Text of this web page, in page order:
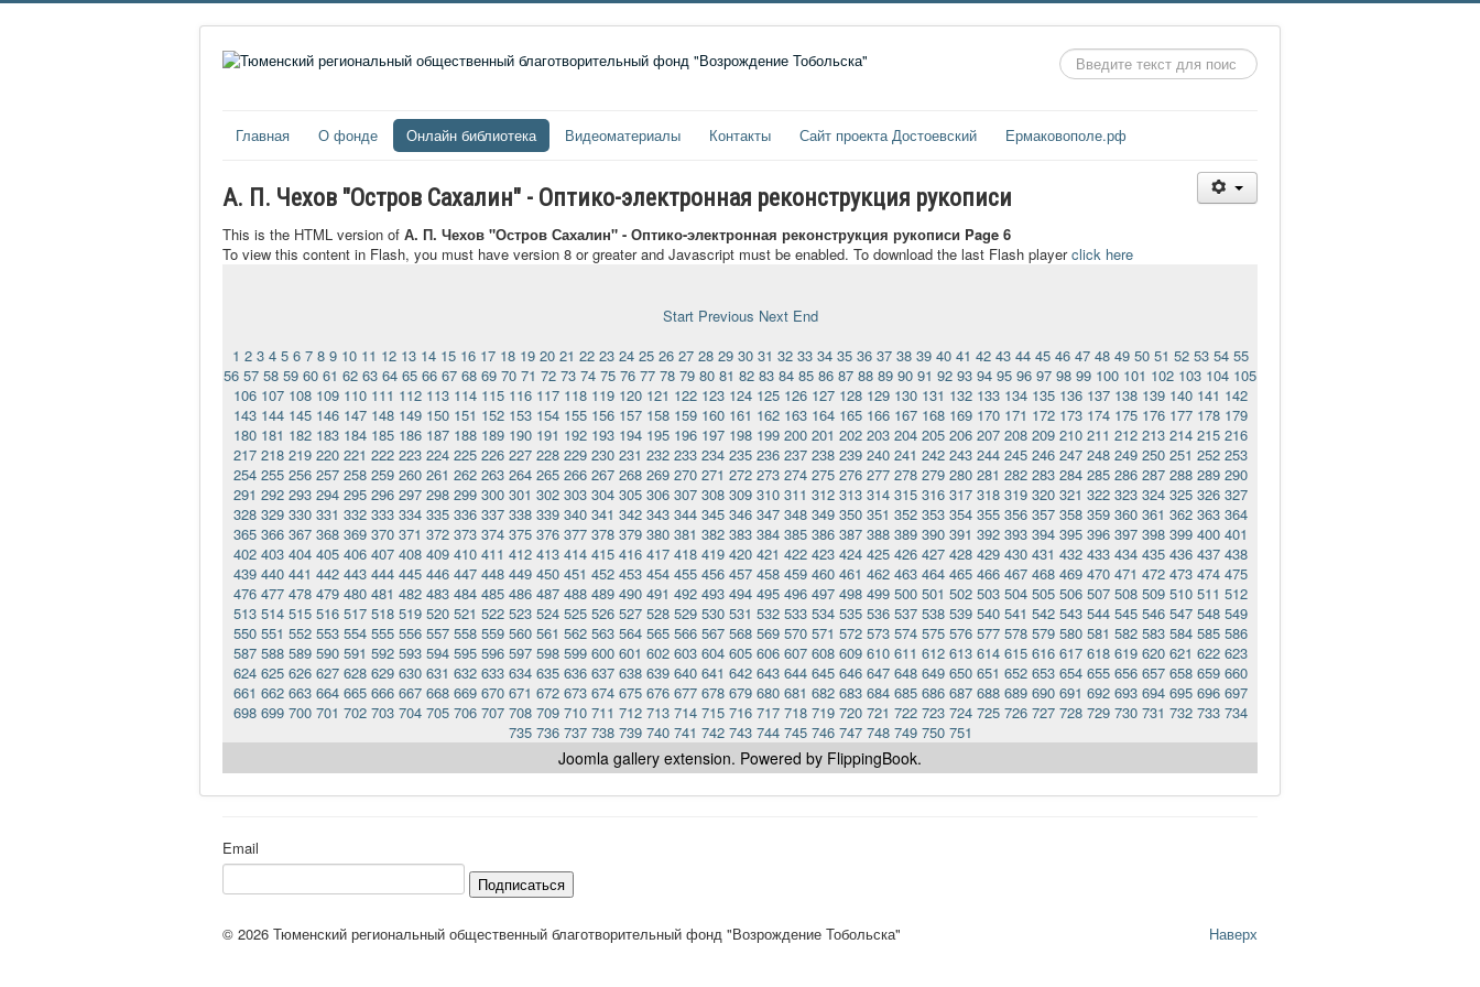
Искать...
Главная О фонде Онлайн библиотека Видеоматериалы Контакты Сайт проекта Достоевский Ермаковополе.рф
А. П. Чехов "Остров Сахалин" - Оптико-электронная реконструкция рукописи
This is the HTML version of А. П. Чехов "Остров Сахалин" - Оптико-электронная реконструкция рукописи Page 6
To view this content in Flash, you must have version 8 or greater and Javascript must be enabled. To download the last Flash playerclick here
Start Previous Next End
1 2 3 4 5 6 7 8 9 10 11 12 13 14 15 16 17 18 19 20 21 22 23 24 25 26 27 28 29 30 31 32 33 34 35 36 37 38 39 40 41 42 43 44 45 46 47 48 49 50 51 52 53 54 55
56 57 58 59 60 61 62 63 64 65 66 67 68 69 70 71 72 73 74 75 76 77 78 79 80 81 82 83 84 85 86 87 88 89 90 91 92 93 94 95 96 97 98 99 100 101 102 103 104 105
106 107 108 109 110 111 112 113 114 115 116 117 118 119 120 121 122 123 124 125 126 127 128 129 130 131 132 133 134 135 136 137 138 139 140 141 142
143 144 145 146 147 148 149 150 151 152 153 154 155 156 157 158 159 160 161 162 163 164 165 166 167 168 169 170 171 172 173 174 175 176 177 178 179
180 181 182 183 184 185 186 187 188 189 190 191 192 193 194 195 196 197 198 199 200 201 202 203 204 205 206 207 208 209 210 211 212 213 214 215 216
217 218 219 220 221 222 223 224 225 226 227 228 229 230 231 232 233 234 235 236 237 238 239 240 241 242 243 244 245 246 247 248 249 250 251 252 253
254 255 256 257 258 259 260 261 262 263 264 265 266 267 268 269 270 271 272 273 274 275 276 277 278 279 280 281 282 283 284 285 286 287 288 289 290
291 292 293 294 295 296 297 298 299 300 301 302 303 304 305 306 307 308 309 310 311 312 313 314 315 316 317 318 319 320 321 322 323 324 325 326 327
328 329 330 331 332 333 334 335 336 337 338 339 340 341 342 343 344 345 346 347 348 349 350 351 352 353 354 355 356 357 358 359 360 361 362 363 364
365 366 367 368 369 370 371 372 373 374 375 376 377 378 379 380 381 382 383 384 385 386 387 388 389 390 391 392 393 394 395 396 397 398 399 400 401
402 403 404 405 406 407 408 409 410 411 412 413 414 415 416 417 418 419 420 421 422 423 424 425 426 427 428 429 430 431 432 433 434 435 436 437 438
439 440 441 442 443 444 445 446 447 448 449 450 451 452 453 454 455 456 457 458 459 460 461 462 463 464 465 466 467 468 469 470 471 472 473 474 475
476 477 478 479 480 481 482 483 484 485 486 487 488 489 490 491 492 493 494 495 496 497 498 499 500 501 502 503 504 505 506 507 508 509 510 511 512
513 514 515 516 517 518 519 520 521 522 523 524 525 526 527 528 529 530 531 532 533 534 535 536 537 538 539 540 541 542 543 544 545 546 547 548 549
550 551 552 553 554 555 556 557 558 559 560 561 562 563 564 565 566 567 568 569 570 571 572 573 574 575 576 577 578 579 580 581 582 583 584 585 586
587 588 589 590 591 592 593 594 595 596 597 598 599 600 601 602 603 604 605 606 607 608 609 610 611 612 613 614 615 616 617 618 619 620 621 622 623
624 625 626 627 628 629 630 631 632 633 634 635 636 637 638 639 640 641 642 643 644 645 646 647 648 649 650 651 652 653 654 655 656 657 658 659 660
661 662 663 664 665 666 667 668 669 670 671 672 673 674 675 676 677 678 679 680 681 682 683 684 685 686 687 688 689 690 691 692 693 694 695 696 697
698 699 700 701 702 703 704 705 706 707 708 709 710 711 712 713 714 715 716 717 718 719 720 721 722 723 724 725 726 727 728 729 730 731 732 733 734
735 736 737 738 739 740 741 742 743 744 745 746 747 748 749 750 751
Joomla gallery extension. Powered by FlippingBook.
Email
Подписаться
Наверх
© 2026 Тюменский региональный общественный благотворительный фонд "Возрождение Тобольска"